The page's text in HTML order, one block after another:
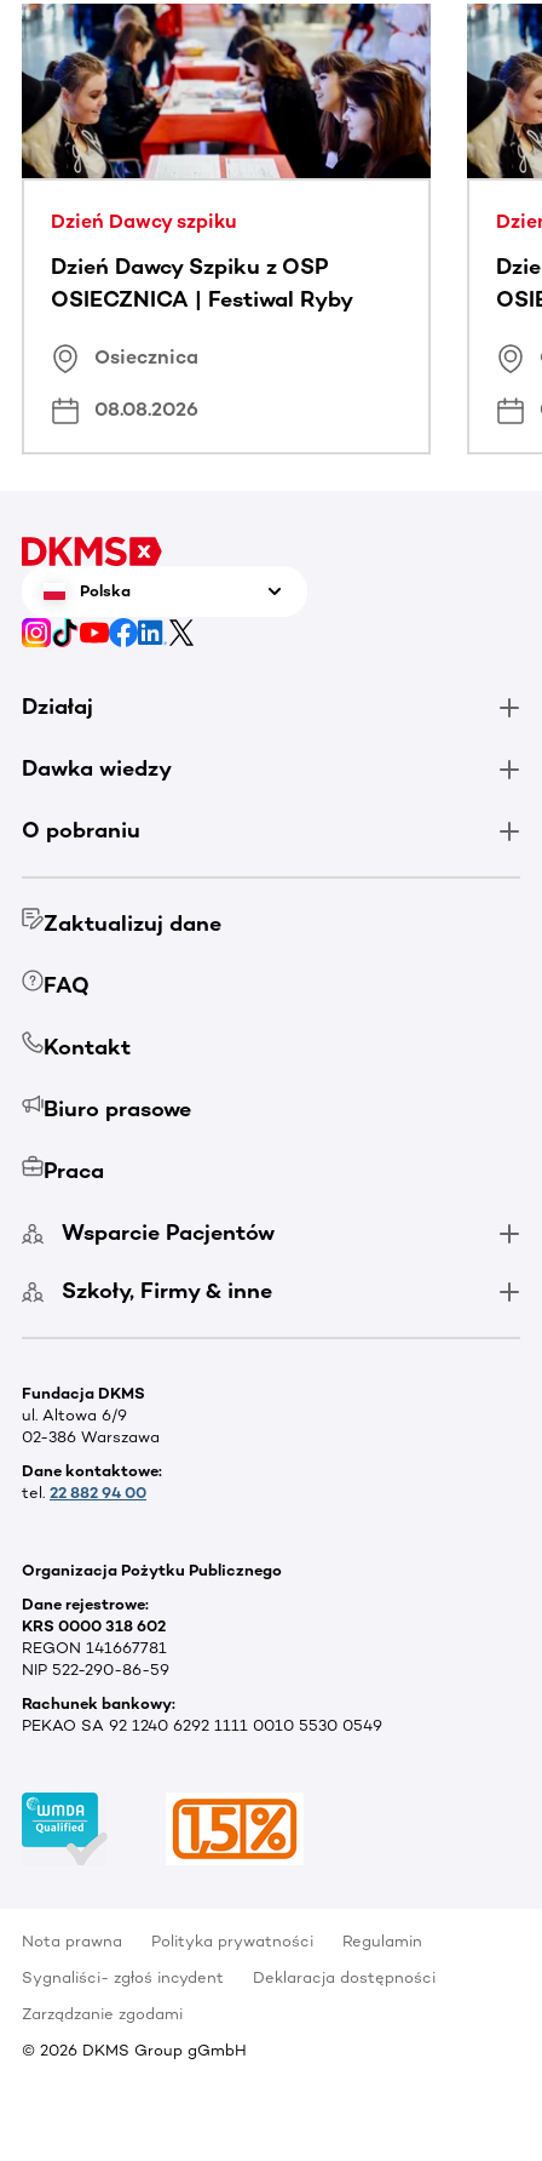
Ta sekcja zawiera treści przewijane w poziomie. Użyj
Dzień Dawcy szpiku
Dzień Dawcy Szpiku z OSP
OSIECZNICA | Festiwal Ryby
Osiecznica
08.08.2026
Polska
Działaj
Dawka wiedzy
O pobraniu
Zaktualizuj dane
FAQ
Kontakt
Biuro prasowe
Praca
Wsparcie Pacjentów
Szkoły, Firmy & inne
Fundacja DKMS
ul. Altowa 6/9
02-386 Warszawa
Dane kontaktowe:
tel. 22 882 94 00
Organizacja Pożytku Publicznego
Dane rejestrowe:
KRS 0000 318 602
REGON 141667781
NIP 522-290-86-59
Rachunek bankowy:
PEKAO SA 92 1240 6292 1111 0010 5530 0549
Nota prawna Polityka prywatności
Regulamin
Sygnaliści- zgłoś incydent
Deklaracja dostępności
Zarządzanie zgodami
© 2026 DKMS Group gGmbH